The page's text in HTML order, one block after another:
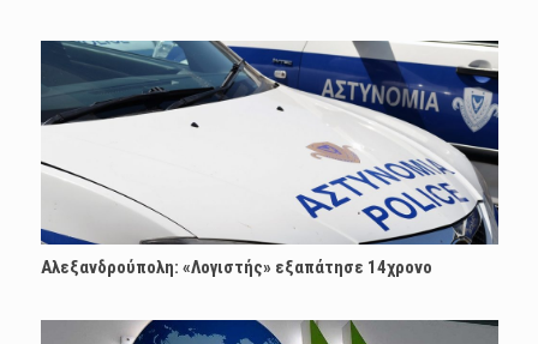
Αλεξανδρούπολη: «Λογιστής» εξαπάτησε 14χρονο